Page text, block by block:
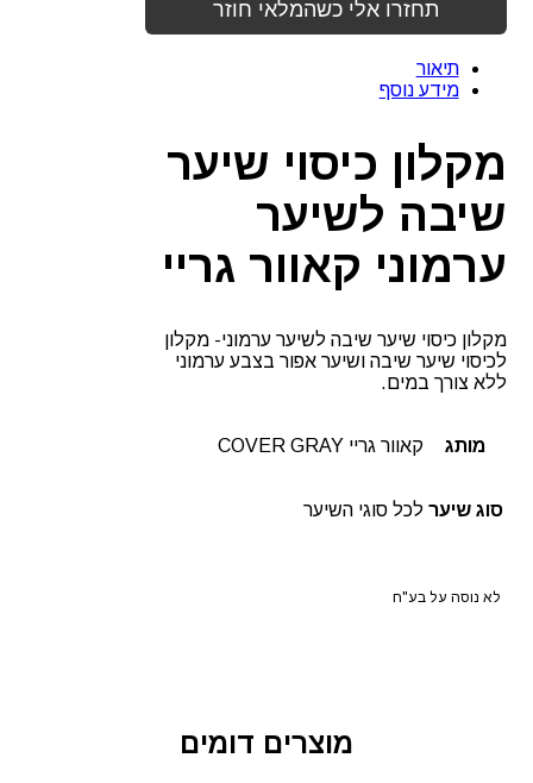
תיאור
מידע נוסף
מקלון כיסוי שיער
שיבה לשיער
ערמוני קאוור גריי
מקלון כיסוי שיער שיבה לשיער ערמוני- מקלון
לכיסוי שיער שיבה ושיער אפור בצבע ערמוני
ללא צורך במים.
מותג קאוור גריי COVER GRAY
סוג שיער לכל סוגי השיער
לא נוסה על בע"ח
מוצרים דומים